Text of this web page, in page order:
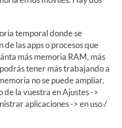
temporal donde se
las apps o procesos que
más memoria RAM, más
tener más trabajando a
no se puede ampliar.
de la vuestra en Ajustes ->
aplicaciones -> en uso /